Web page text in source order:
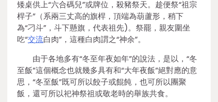
矮桌供上“六合碼兒”或牌位，殺豬祭天。趁便祭“祖宗
桿子”（系兩三丈高的旗桿，頂端為葫蘆形，稍下
為“刁斗”，斗下懸旗，代表祖先)。祭罷，親友圍坐
吃“交流白肉”，這種白肉謂之“神余”。
由于各地多有“冬至年夜如年”的說法，是以，“冬
至飯”這個概念也就幾多具有和“大年夜飯”絕對應的意
思，“冬至飯”既可所以餃子或餛飩，也可所以團聚
飯，還可所以祀神祭祖或敬老時的舉族共食。